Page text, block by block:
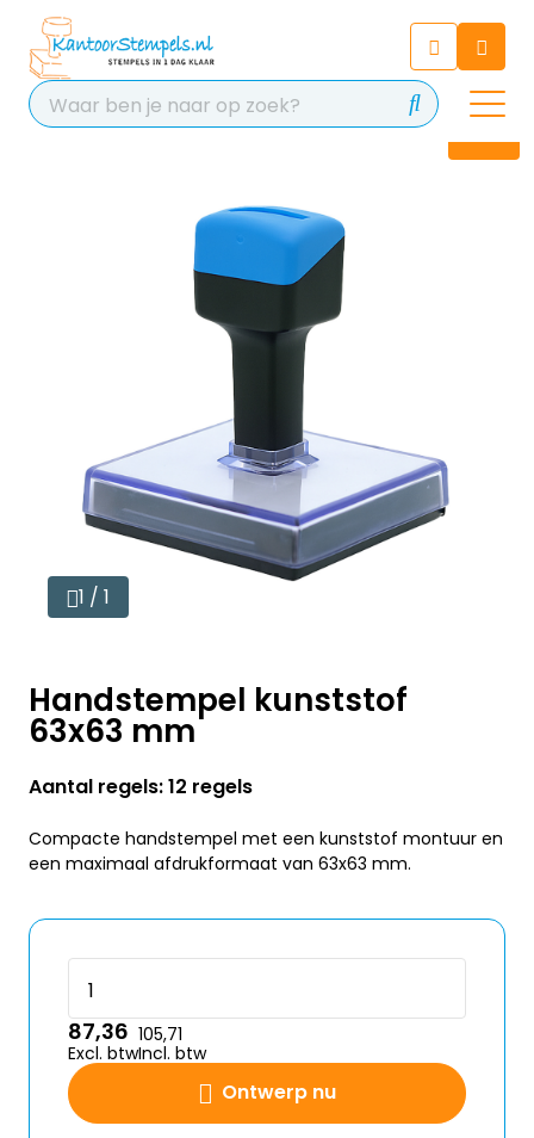
Chat 24/7 met onze chatbot
voor hulp
Contact
1 / 1
Handstempel kunststof
63x63 mm
Aantal regels: 12 regels
Compacte handstempel met een kunststof montuur en
een maximaal afdrukformaat van 63x63 mm.
Ontwerp nu
87,36
Excl. btw
105,71
Incl. btw